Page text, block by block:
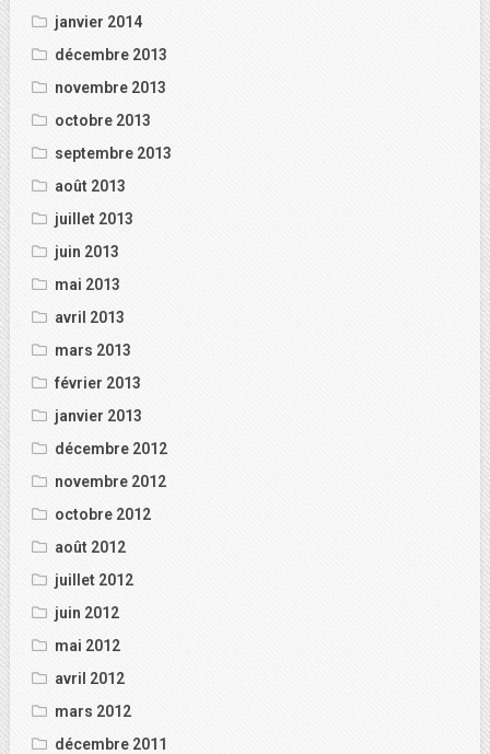
janvier 2014
décembre 2013
novembre 2013
octobre 2013
septembre 2013
août 2013
juillet 2013
juin 2013
mai 2013
avril 2013
mars 2013
février 2013
janvier 2013
décembre 2012
novembre 2012
octobre 2012
août 2012
juillet 2012
juin 2012
mai 2012
avril 2012
mars 2012
décembre 2011